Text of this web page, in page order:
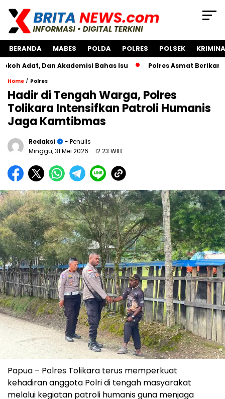
BERANDA MABES POLDA POLRES POLSEK
Dan Akademisi Bahas Isu Polres Asmat Berikan Bantuan
Home / Polres
Hadir di Tengah Warga, Polres
Tolikara Intensifkan Patroli Humanis
Jaga Kamtibmas
Redaksi
- Penulis
Minggu, 31 Mei 2026 - 12:23 WIB
Papua – Polres Tolikara terus memperkuat
kehadiran anggota Polri di tengah masyarakat
melalui kegiatan patroli humanis guna menjaga